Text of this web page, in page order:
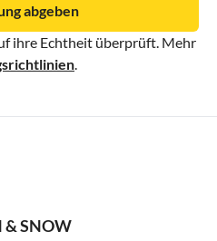
ihre Echtheit überprüft. Mehr
abgeben
& SNOW